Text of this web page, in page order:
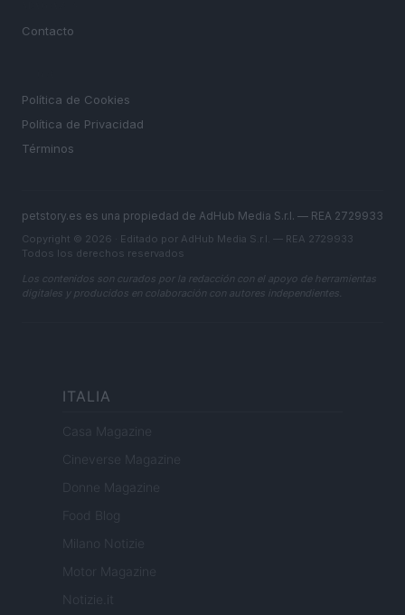
Contacto
Política de Cookies
Política de Privacidad
Términos
petstory.es es una propiedad de AdHub Media S.r.l. — REA 2729933
Copyright © 2026 · Editado por AdHub Media S.r.l. — REA 2729933
Todos los derechos reservados
Los contenidos son curados por la redacción con el apoyo de herramientas
digitales y producidos en colaboración con autores independientes.
ITALIA
Casa Magazine
Cineverse Magazine
Donne Magazine
Food Blog
Milano Notizie
Motor Magazine
Notizie.it